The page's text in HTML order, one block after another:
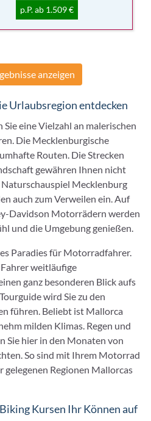
p.P. ab 1.509 €
anzeigen
Urlaubsregion entdecken
eine Vielzahl an malerischen
Die Mecklenburgische
Routen. Die Strecken
gewähren Ihnen nicht
Mecklenburg
auch zum Verweilen ein. Auf
Davidson Motorrädern werden
und die Umgebung genießen.
Paradies für Motorradfahrer.
weitläufige
ganz besonderen Blick aufs
wird Sie zu den
führen. Beliebt ist Mallorca
milden Klimas. Regen und
Sie hier in den Monaten von
So sind mit Ihrem Motorrad
gelegenen Regionen Mallorcas
Kursen Ihr Können auf